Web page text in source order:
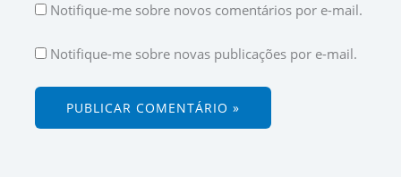
Notifique-me sobre novos comentários por e-mail.
Notifique-me sobre novas publicações por e-mail.